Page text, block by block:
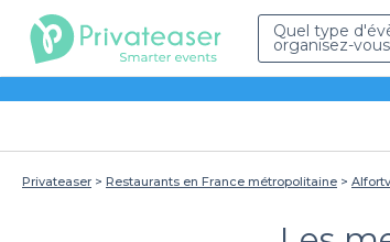
Quel type
organisez-
Privateaser Restaurants en France métropolitaine